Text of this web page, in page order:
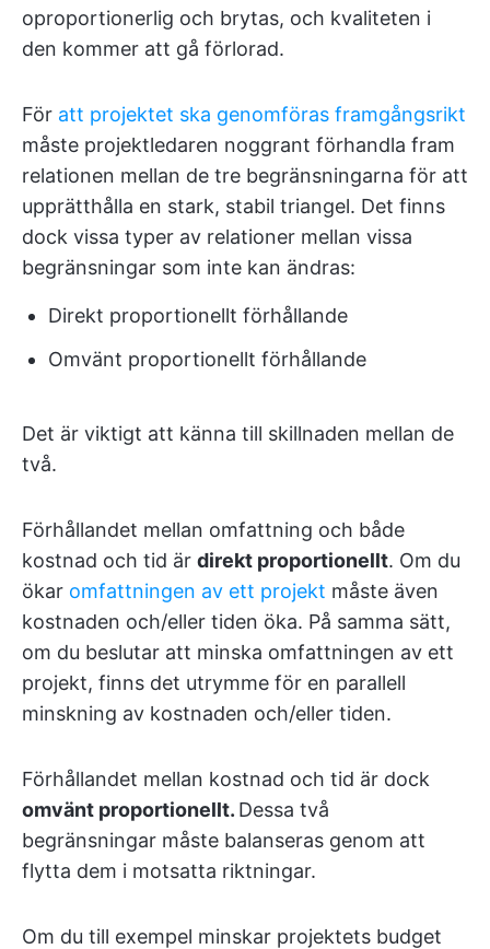
oproportionerlig och brytas, och kvaliteten i
den kommer att gå förlorad.
För att projektet ska genomföras framgångsrikt
måste projektledaren noggrant förhandla fram
relationen mellan de tre begränsningarna för att
upprätthålla en stark, stabil triangel. Det finns
dock vissa typer av relationer mellan vissa
begränsningar som inte kan ändras:
Direkt proportionellt förhållande
Omvänt proportionellt förhållande
Det är viktigt att känna till skillnaden mellan de
två.
Förhållandet mellan omfattning och både
kostnad och tid är direkt proportionellt. Om du
ökar omfattningen av ett projekt måste även
kostnaden och/eller tiden öka. På samma sätt,
om du beslutar att minska omfattningen av ett
projekt, finns det utrymme för en parallell
minskning av kostnaden och/eller tiden.
Förhållandet mellan kostnad och tid är dock
omvänt proportionellt. Dessa två
begränsningar måste balanseras genom att
flytta dem i motsatta riktningar.
Om du till exempel minskar projektets budget